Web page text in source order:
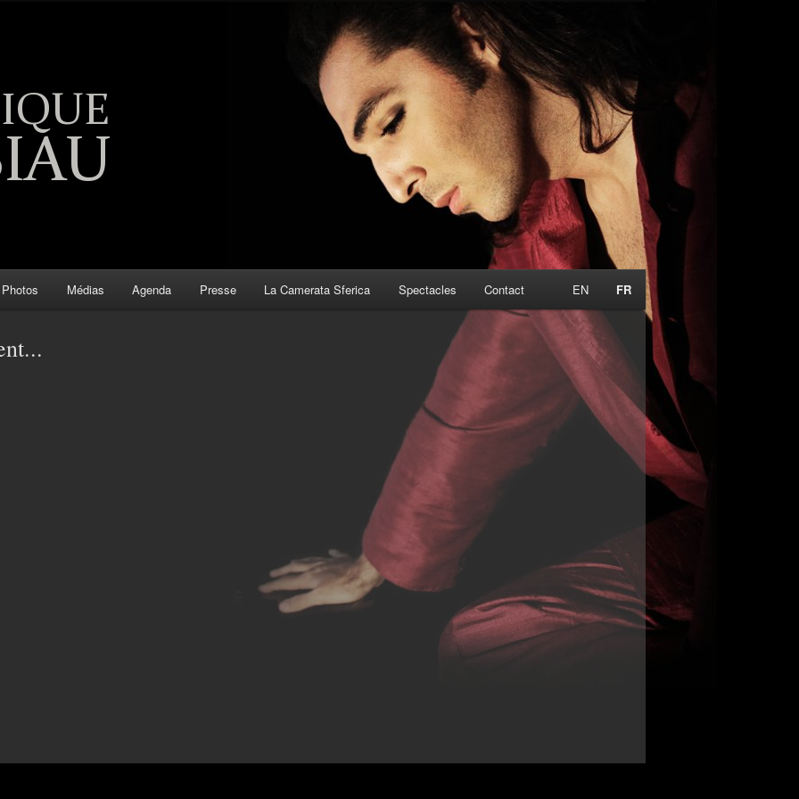
Photos Médias Agenda Presse La Camerata Sferica Spectacles Contact EN FR